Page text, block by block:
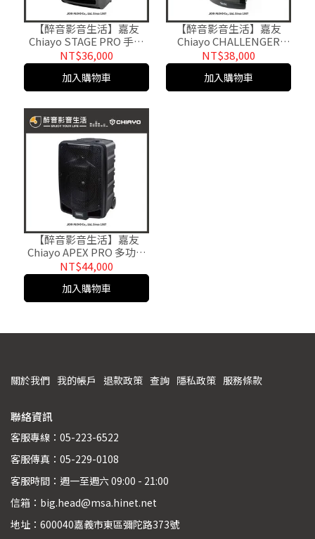
【醉音影音生活】嘉友
Chiayo STAGE PRO 手提
式多功能無線混音擴音
機.USB/SD卡/藍牙.原廠公
司貨
NT$36,000
加入購物車
【醉音影音生活】嘉友
Chiayo CHALLENGER
1000 可攜式多功能無線擴
音機.USB/SD卡/藍牙.公司
貨
NT$38,000
加入購物車
【醉音影音生活】嘉友
Chiayo APEX PRO 多功能
無線混音擴音機.USB/SD
卡/藍牙.原廠公司貨
NT$44,000
加入購物車
關於我們 我的帳戶 退款政策 查詢 隱私政策 服務條款
聯絡資訊
客服專線：05-223-6522
客服傳真：05-229-0108
客服時間：週一至週六 09:00 - 21:00
信箱：big.head@msa.hinet.net
地址：600040嘉義市東區彌陀路373號